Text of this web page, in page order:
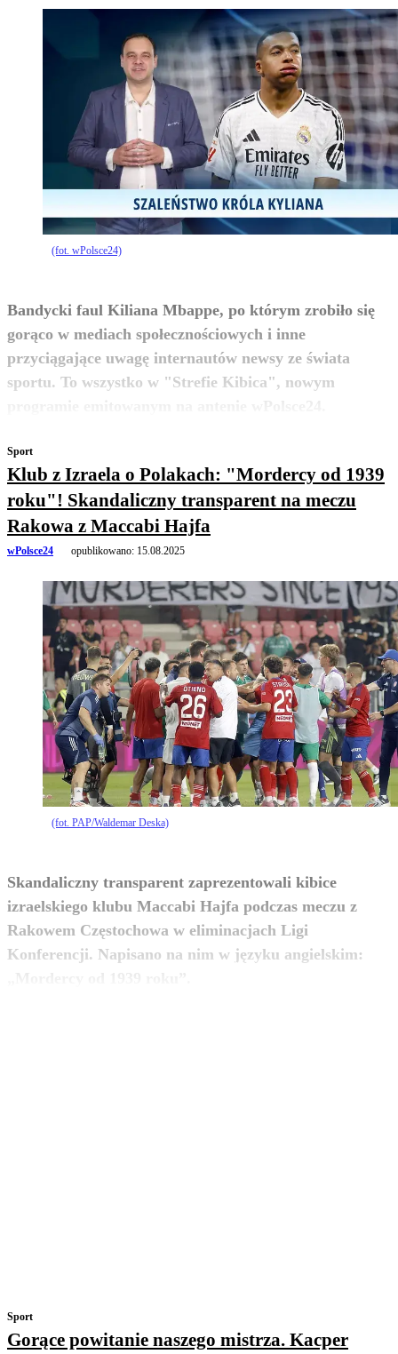
(fot. wPolsce24)
Bandycki faul Kiliana Mbappe, po którym zrobiło się
gorąco w mediach społecznościowych i inne
przyciągające uwagę internautów newsy ze świata
sportu. To wszystko w "Strefie Kibica", nowym
zobacz więcej
Sport
Klub z Izraela o Polakach: "Mordercy od 1939
roku"! Skandaliczny transparent na meczu
Rakowa z Maccabi Hajfa
wPolsce24 opublikowano: 15.08.2025
(fot. PAP/Waldemar Deska)
Skandaliczny transparent zaprezentowali kibice
izraelskiego klubu Maccabi Hajfa podczas meczu z
Rakowem Częstochowa w eliminacjach Ligi
Konferencji. Napisano na nim w języku angielskim:
zobacz więcej
Sport
Gorące powitanie naszego mistrza. Kacper